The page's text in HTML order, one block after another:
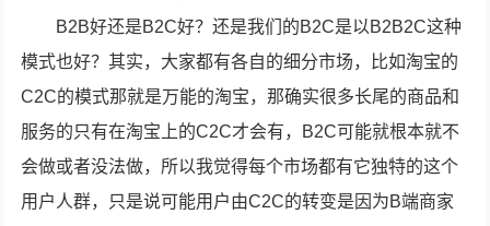
B2B好还是B2C好？还是我们的B2C是以B2B2C这种
模式也好？其实，大家都有各自的细分市场，比如淘宝的
C2C的模式那就是万能的淘宝，那确实很多长尾的商品和
服务的只有在淘宝上的C2C才会有，B2C可能就根本就不
会做或者没法做，所以我觉得每个市场都有它独特的这个
用户人群，只是说可能用户由C2C的转变是因为B端商家